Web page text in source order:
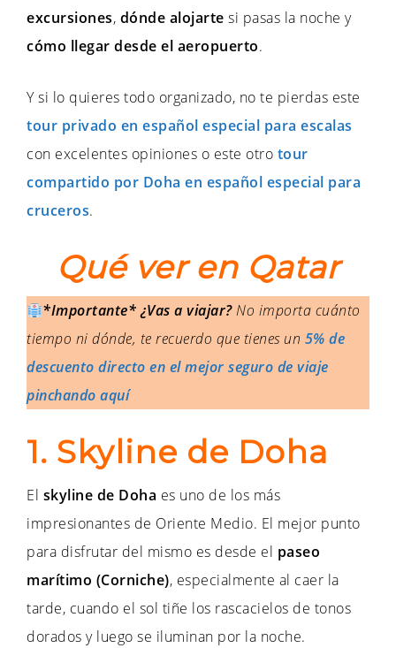
excursiones, dónde alojarte si pasas la noche y
cómo llegar desde el aeropuerto.
Y si lo quieres todo organizado, no te pierdas este
tour privado en español especial para escalas
con excelentes opiniones o este otro tour
compartido por Doha en español especial para
cruceros.
Qué ver en Qatar
*Importante* ¿Vas a viajar?No importa cuánto
tiempo ni dónde, te recuerdo que tienes un 5% de
descuento directo en el mejor seguro de viaje
pinchando aquí
1. Skyline de Doha
El skyline de Doha es uno de los más
impresionantes de Oriente Medio. El mejor punto
para disfrutar del mismo es desde el paseo
marítimo (Corniche), especialmente al caer la
tarde, cuando el sol tiñe los rascacielos de tonos
dorados y luego se iluminan por la noche.